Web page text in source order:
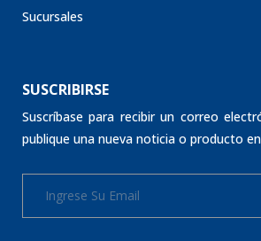
Sucursales
SUSCRIBIRSE
Suscríbase para recibir un correo
publique una nueva noticia o producto